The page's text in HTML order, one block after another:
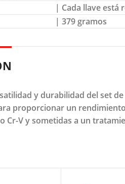
| Cada llave está
| 379 gramos
y durabilidad del set
proporcionar un
Cr-V y sometidas a un